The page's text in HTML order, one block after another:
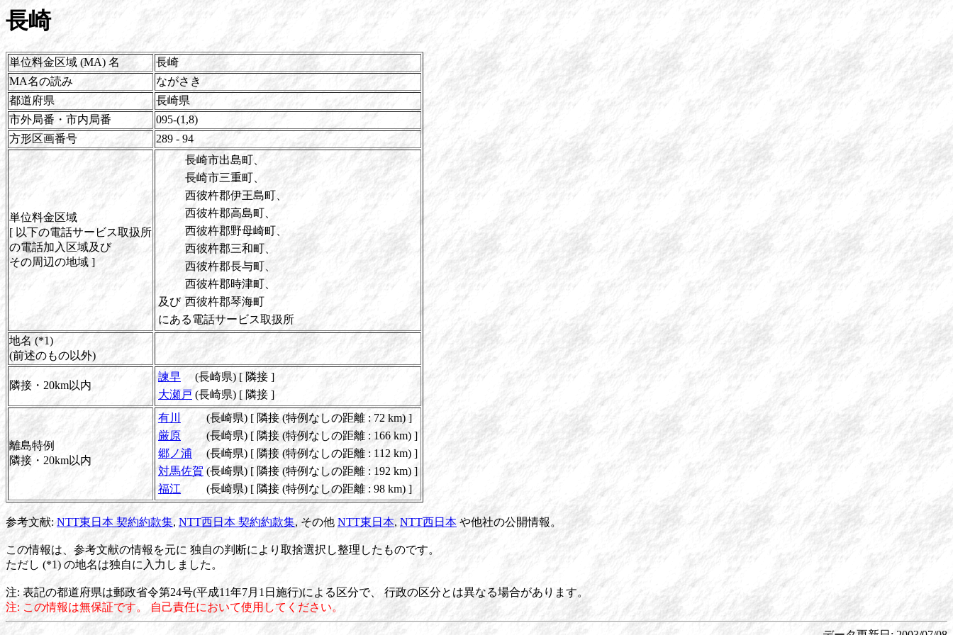
長崎
単位料金区域 (MA) 名
長崎
MA名の読み
ながさき
都道府県
長崎県
市外局番・市内局番
095-(1,8)
方形区画番号
289 - 94
単位料金区域
[ 以下の電話サービス取扱所
の電話加入区域及び
その周辺の地域 ]
長崎市出島町、
長崎市三重町、
西彼杵郡伊王島町、
西彼杵郡高島町、
西彼杵郡野母崎町、
西彼杵郡三和町、
西彼杵郡長与町、
西彼杵郡時津町、
及び 西彼杵郡琴海町
にある電話サービス取扱所
地名 (*1)
(前述のもの以外)
隣接・20km以内
諫早 (長崎県) [ 隣接 ]
大瀬戸 (長崎県) [ 隣接 ]
離島特例
隣接・20km以内
有川 (長崎県) [ 隣接 (特例なしの距離 : 72 km) ]
厳原
(長崎県) [ 隣接 (特例なしの距離 : 166 km) ]
郷ノ浦
(長崎県) [ 隣接 (特例なしの距離 : 112 km) ]
対馬佐賀 (長崎県) [ 隣接 (特例なしの距離 : 192 km) ]
福江
(長崎県) [ 隣接 (特例なしの距離 : 98 km) ]
参考文献: NTT東日本 契約約款集, NTT西日本 契約約款集, その他 NTT東日本, NTT西日本 や他社の公開情報。
この情報は、参考文献の情報を元に 独自の判断により取捨選択し整理したものです。
ただし (*1) の地名は独自に入力しました。
注: 表記の都道府県は郵政省令第24号(平成11年7月1日施行)による区分で、 行政の区分とは異なる場合があります。
注: この情報は無保証です。 自己責任において使用してください。